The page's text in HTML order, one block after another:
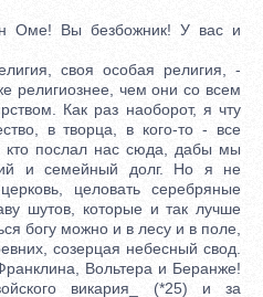
Вы безбожник! У вас и
своя особая религия, -
религиознее, чем они со всем
Как раз наоборот, я чту
в творца, в кого-то - все
кто послал нас сюда, дабы мы
и семейный долг. Но я не
целовать серебряные
шутов, которые и так лучше
богу можно и в лесу и в поле,
созерцая небесный свод.
Вольтера и Беранже!
викария_ (*25) и за